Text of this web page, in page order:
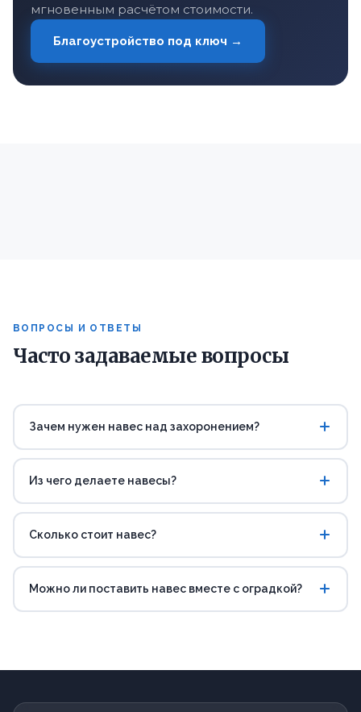
мгновенным расчётом стоимости.
Благоустройство под ключ →
ВОПРОСЫ И ОТВЕТЫ
Часто задаваемые вопросы
Зачем нужен навес над захоронением?
Из чего делаете навесы?
Сколько стоит навес?
Можно ли поставить навес вместе с оградкой?